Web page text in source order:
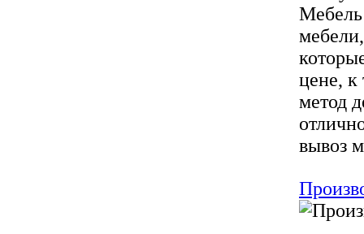
Мебель
цене, к
метод
вывоз